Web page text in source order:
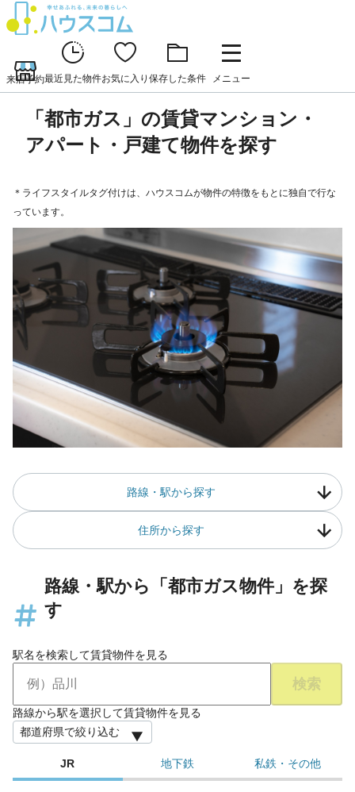
来店予約最近見た物件お気に入り 保存した条件 メニュー
「都市ガス」の賃貸マンション・
アパート・戸建て物件を探す
＊ライフスタイルタグ付けは、ハウスコムが物件の特徴をもとに独自で行な
っています。
路線・駅から探す
住所から探す
路線・駅から「都市ガス物件」を探
す
駅名を検索して賃貸物件を見る
検索
路線から駅を選択して賃貸物件を見る
JR 地下鉄 私鉄・その他